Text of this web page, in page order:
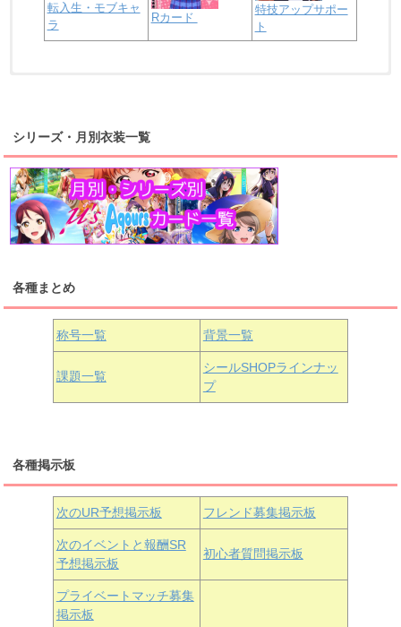
転入生・モブキャ
ラ
Rカード
特技アップサポー
ト
桜内梨子 高海千歌 渡辺曜
浦の星女学院1年生
津島善子 黒澤ルビィ
浦の星女学院3年生
黒澤ダイヤ
上原歩夢 宮下愛 優木せつ菜
虹ヶ咲学園1年生
中須かすみ 天王寺璃奈
朝香果林 近江彼方 エマ・ヴェルデ
シリーズ・月別衣装一覧
各種まとめ
称号一覧 背景一覧
課題一覧
シールSHOPラインナッ
プ
各種掲示板
次のUR予想掲示板 フレンド募集掲示板
次のイベントと報酬SR
予想掲示板
初心者質問掲示板
プライベートマッチ募集
掲示板